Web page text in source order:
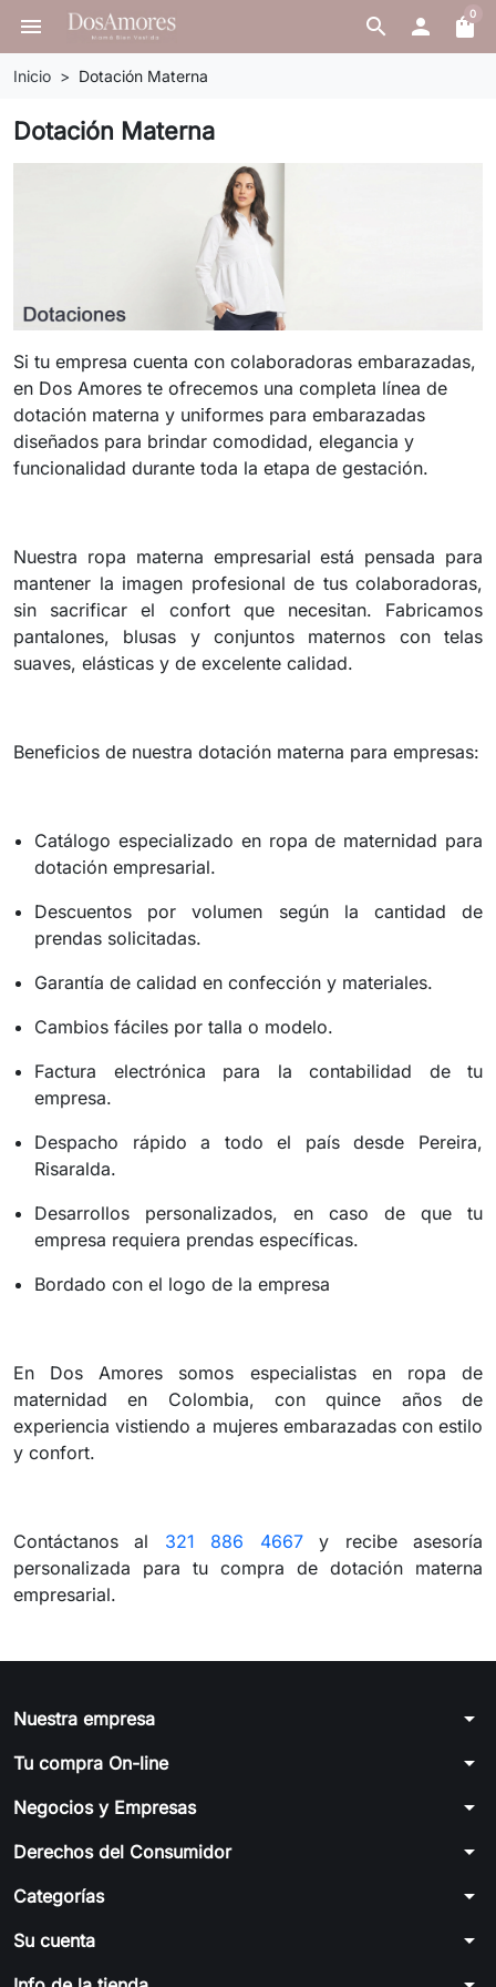
search
menu  shopping_bag0
Inicio Dotación Materna
Dotación Materna
Si tu empresa cuenta con colaboradoras embarazadas,
en Dos Amores te ofrecemos una completa línea de
dotación materna y uniformes para embarazadas
diseñados para brindar comodidad, elegancia y
funcionalidad durante toda la etapa de gestación.
Nuestra ropa materna empresarial está pensada para
mantener la imagen profesional de tus colaboradoras,
sin sacrificar el confort que necesitan. Fabricamos
pantalones, blusas y conjuntos maternos con telas
suaves, elásticas y de excelente calidad.
Beneficios de nuestra dotación materna para empresas:
Catálogo especializado en ropa de maternidad para
dotación empresarial.
Descuentos por volumen según la cantidad de
prendas solicitadas.
Garantía de calidad en confección y materiales.
Cambios fáciles por talla o modelo.
Factura electrónica para la contabilidad de tu
empresa.
Despacho rápido a todo el país desde Pereira,
Risaralda.
Desarrollos personalizados, en caso de que tu
empresa requiera prendas específicas.
Bordado con el logo de la empresa
En Dos Amores somos especialistas en ropa de
maternidad en Colombia, con quince años de
experiencia vistiendo a mujeres embarazadas con estilo
y confort.
Contáctanos al 321 886 4667y recibe asesoría
personalizada para tu compra de dotación materna
empresarial.
Nuestra empresa arrow_drop_down
Tu compra On-line arrow_drop_down
Negocios y Empresas arrow_drop_down
Derechos del Consumidor arrow_drop_down
Categorías arrow_drop_down
Su cuenta arrow_drop_down